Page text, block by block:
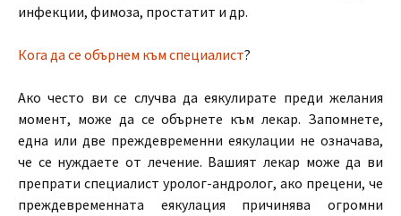
инфекции, фимоза, простатит и др.
Кога да се обърнем към специалист?
Ако често ви се случва да еякулирате преди желания
момент, може да се обърнете към лекар. Запомнете,
една или две преждевременни еякулации не означава,
че се нуждаете от лечение. Вашият лекар може да ви
препрати специалист уролог-андролог, ако прецени, че
преждевременната еякулация причинява огромни